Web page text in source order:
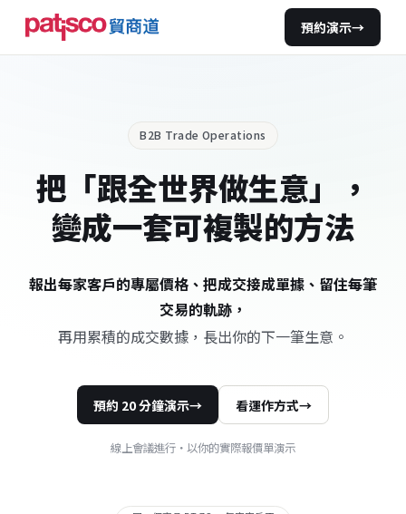
預約演示→
B2B Trade Operations
把「跟全世界做生意」，
變成一套可複製的方法
報出每家客戶的專屬價格、把成交接成單據、留住每筆
交易的軌跡，
再用累積的成交數據，長出你的下一筆生意。
預約 20 分鐘演示→ 看運作方式→
線上會議進行・以你的實際報價單演示